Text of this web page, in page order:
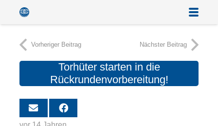
Vorheriger Beitrag Nächster Beitrag
Torhüter starten in die
Rückrundenvorbereitung!